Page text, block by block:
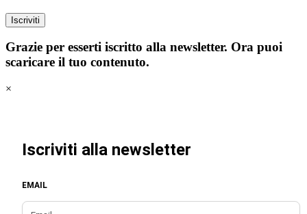
Iscriviti
Grazie per esserti iscritto alla newsletter. Ora puoi
scaricare il tuo contenuto.
×
Iscriviti alla newsletter
EMAIL